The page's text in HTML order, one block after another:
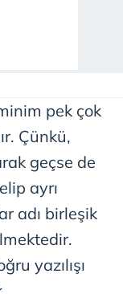
pek çok
Çünkü,
geçse de
ayrı
adı birleşik
yazılışı